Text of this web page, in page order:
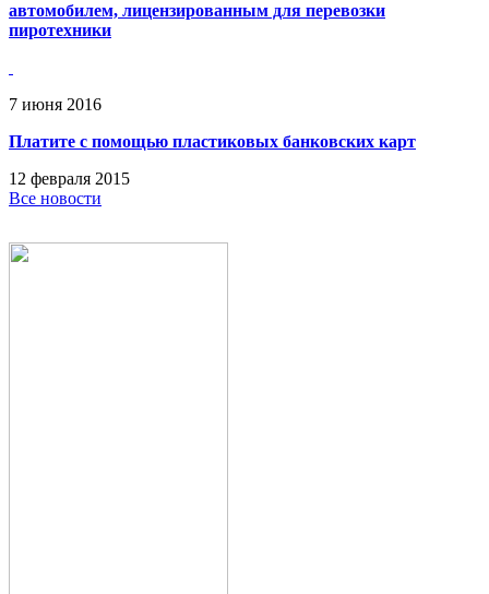
автомобилем, лицензированным для перевозки
пиротехники
7 июня 2016
Платите с помощью пластиковых банковских карт
12 февраля 2015
Все новости